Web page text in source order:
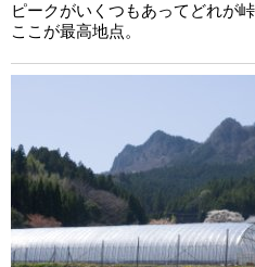
ピークがいくつもあってどれが
ここが最高地点。